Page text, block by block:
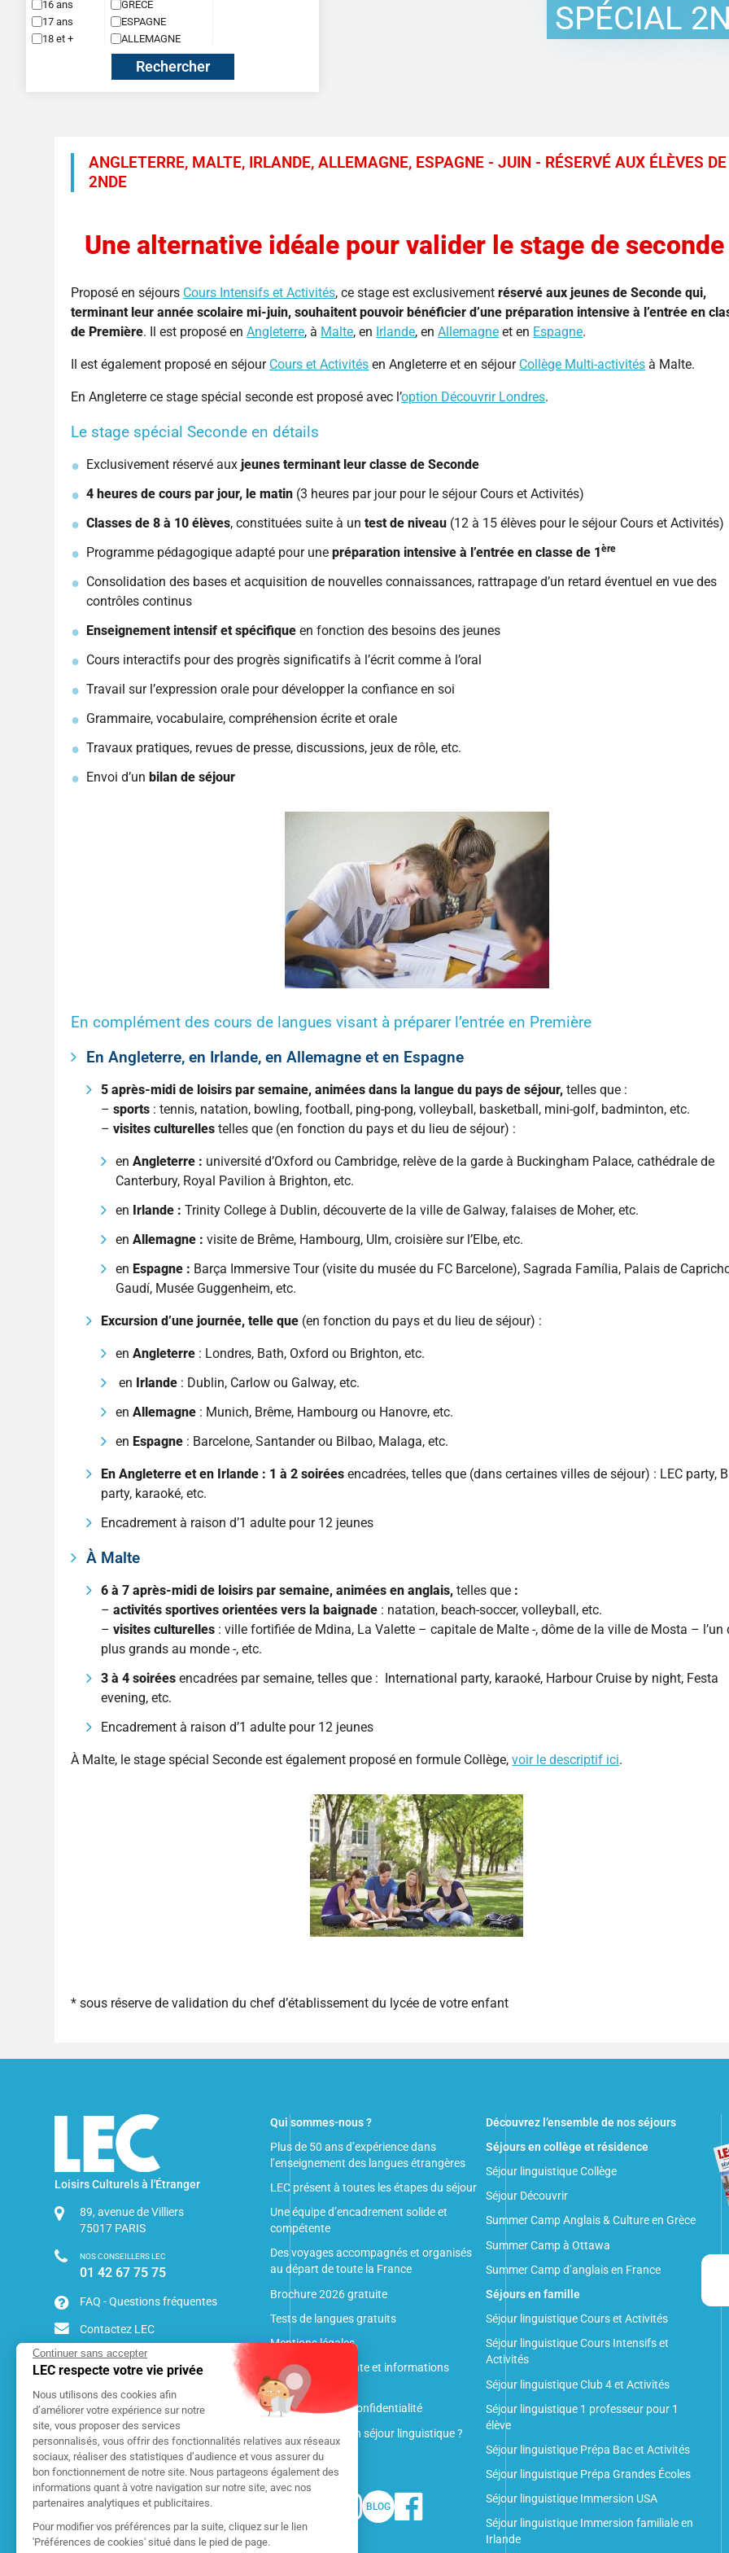
Summer Camp d’anglais en France – CE2 à CM2
Collège International
Intelligence Artificielle (IA)
Jeu d’échecs
Parcours Aventure
Tennis
Video Games et Esport
Nos conseils pour un premier séjourSPÉCIAL
16 ans
17 ans
18 et +
GRECE
ESPAGNE
ALLEMAGNE
Rechercher
ANGLETERRE, MALTE, IRLANDE, ALLEMAGNE, ESPAGNE - JUIN - RÉSERVÉ AUX ÉLÈVES DE
2NDE
Une alternative idéale pour valider le stage de
Proposé en séjours Cours Intensifs et Activités, ce stage est exclusivementréservé aux jeunes de Seconde qui,
terminant leur année scolaire mi-juin, souhaitent pouvoir bénéficier d’une préparation intensive à l’entrée en
de Première. Il est proposé enAngleterre, à Malte, en Irlande, enAllemagne et en Espagne.
Il est également proposé en séjour Cours et Activités en Angleterre et en séjour Collège Multi-activités à Malte.
En Angleterre ce stage spécial seconde est proposé avec l’option Découvrir Londres.
Le stage spécial Seconde en détails
Exclusivement réservé aux jeunes terminant leur classe de Seconde
4 heures de cours par jour, le matin (3 heures par jour pour le séjour Cours et Activités)
Classes de 8 à 10 élèves, constituées suite à un test de niveau (12 à 15 élèves pour le séjour Cours et Activités)
Programme pédagogique adapté pour une préparation intensive à l’entrée en classe de 1ère
Consolidation des bases et acquisition de nouvelles connaissances, rattrapage d’un retard éventuel en vue des
contrôles continus
Enseignement intensif et spécifique en fonction des besoins des jeunes
Cours interactifs pour des progrès significatifs à l’écrit comme à l’oral
Travail sur l’expression orale pour développer la confiance en soi
Grammaire, vocabulaire, compréhension écrite et orale
Travaux pratiques, revues de presse, discussions, jeux de rôle, etc.
Envoi d’un bilan de séjour
En complément des cours de langues visant à préparer l’entrée en Première
En Angleterre, en Irlande, en Allemagne et en Espagne
5 après-midi de loisirs par semaine, animées dans la langue du pays de séjour, telles que :
– sports : tennis, natation, bowling, football, ping-pong, volleyball, basketball, mini-golf, badminton, etc.
– visites culturellestelles que (en fonction du pays et du lieu de séjour) :
enAngleterre : université d’Oxford ou Cambridge, relève de la garde à Buckingham Palace, cathédrale de
Canterbury, Royal Pavilion à Brighton, etc.
en Irlande :Trinity College à Dublin, découverte de la ville de Galway, falaises de Moher, etc.
enAllemagne :visite de Brême, Hambourg, Ulm, croisière sur l’Elbe, etc.
en Espagne : Barça Immersive Tour (visite du musée du FC Barcelone), Sagrada Família, Palais de
Gaudí, Musée Guggenheim, etc.
Excursion d’une journée, telle que(en fonction du pays et du lieu de séjour) :
enAngleterre : Londres, Bath, Oxford ou Brighton, etc.
en Irlande : Dublin, Carlow ou Galway, etc.
enAllemagne : Munich, Brême, Hambourg ou Hanovre, etc.
en Espagne : Barcelone, Santander ou Bilbao, Malaga, etc.
En Angleterre et en Irlande : 1 à 2 soiréesencadrées, telles que (dans certaines villes de séjour) : LEC party,
party, karaoké, etc.
Encadrement à raison d’1 adulte pour 12 jeunes
À Malte
6 à 7 après-midi de loisirs par semaine, animées en anglais,telles que:
– activités sportives orientées vers la baignade: natation, beach-soccer, volleyball, etc.
– visites culturelles: ville fortifiée de Mdina, La Valette – capitale de Malte -, dôme de la ville de Mosta – l’un
plus grands au monde -, etc.
3 à 4 soiréesencadrées par semaine, telles que : International party, karaoké, Harbour Cruise by night, Festa
evening, etc.
Encadrement à raison d’1 adulte pour 12 jeunes
À Malte, le stage spécial Seconde est également proposé en formule Collège,voir le descriptif ici.
* sous réserve de validation du chef d’établissement du lycée de votre enfant
Loisirs Culturels à l'Étranger
89, avenue de Villiers
75017 PARIS
NOS CONSEILLERS LEC
01 42 67 75 75
FAQ - Questions fréquentes
Contactez LEC
Professeurs,
étudiants
Qui sommes-nous ?
Plus de 50 ans d’expérience dans
l’enseignement des langues étrangères
LEC présent à toutes les étapes du séjour
Une équipe d’encadrement solide et
compétente
Des voyages accompagnés et organisés
au départ de toute la France
Brochure 2026 gratuite
Tests de langues gratuits
Mentions légales
Conditions de vente et informations
précontractuelles
Notre charte de confidentialité
Pourquoi partir en séjour linguistique ?
Le saviez-vous ?
BLOG
Découvrez l’ensemble de nos séjours
Séjours en collège et résidence
Séjour linguistique Collège
Séjour Découvrir
Summer Camp Anglais & Culture en Grèce
Summer Camp à Ottawa
Summer Camp d’anglais en France
Séjours en famille
Séjour linguistique Cours et Activités
Séjour linguistique Cours Intensifs et
Activités
Séjour linguistique Club 4 et Activités
Séjour linguistique 1 professeur pour 1
élève
Séjour linguistique Prépa Bac et Activités
Séjour linguistique Prépa Grandes Écoles
Séjour linguistique Immersion USA
Séjour linguistique Immersion familiale en
Irlande
Continuer sans accepter
LEC respecte votre vie privée
Nous utilisons des cookies afin
d’améliorer votre expérience sur notre
site, vous proposer des services
personnalisés, vous offrir des fonctionnalités relatives aux réseaux
sociaux, réaliser des statistiques d’audience et vous assurer du
bon fonctionnement de notre site. Nous partageons également des
informations quant à votre navigation sur notre site, avec nos
partenaires analytiques et publicitaires.
Pour modifier vos préférences par la suite, cliquez sur le lien
'Préférences de cookies' situé dans le pied de page.